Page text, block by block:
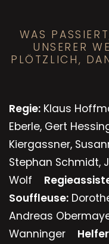
WAS
UNSERER
PLÖTZLICH,
Regie: Klaus
Eberle, Gert
Kiergassner,
Stephan Schmidt,
Wolf
Souffleuse:
Andreas
Wanninger